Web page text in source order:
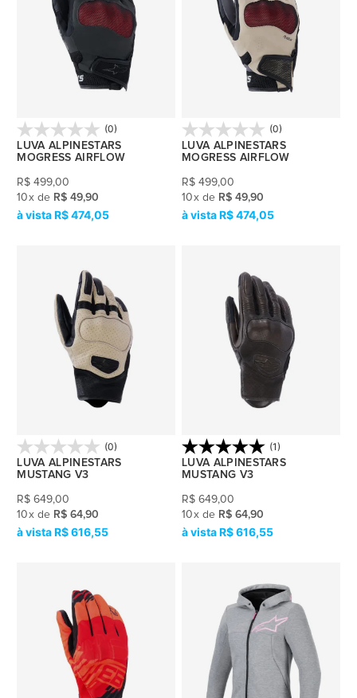
(0)
LUVA ALPINESTARS
MOGRESS AIRFLOW
R$ 499,00
10x de R$ 49,90
R$ 474,05
(0)
LUVA ALPINESTARS
MOGRESS AIRFLOW
R$ 499,00
10x de R$ 49,90
R$ 474,05
(0)
LUVA ALPINESTARS
MUSTANG V3
R$ 649,00
10x de R$ 64,90
R$ 616,55
(1)
LUVA ALPINESTARS
MUSTANG V3
R$ 649,00
10x de R$ 64,90
R$ 616,55